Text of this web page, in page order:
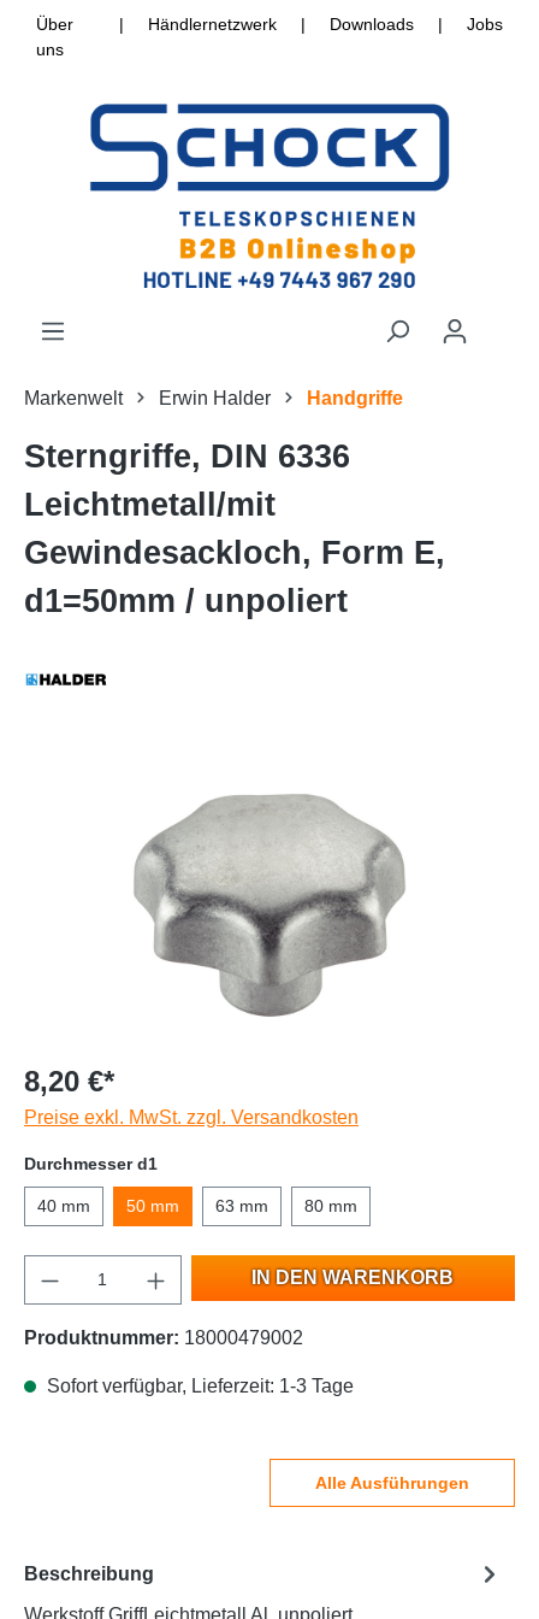
Über
uns
| Händlernetzwerk | Downloads | Jobs
Markenwelt Erwin Halder Handgriffe
Sterngriffe, DIN 6336
Leichtmetall/mit
Gewindesackloch, Form E,
d1=50mm / unpoliert
8,20 €*
Preise exkl. MwSt. zzgl. Versandkosten
Durchmesser d1
40 mm 50 mm 63 mm 80 mm
IN DEN WARENKORB
Produktnummer: 18000479002
Sofort verfügbar, Lieferzeit: 1-3 Tage
Alle Ausführungen
Beschreibung